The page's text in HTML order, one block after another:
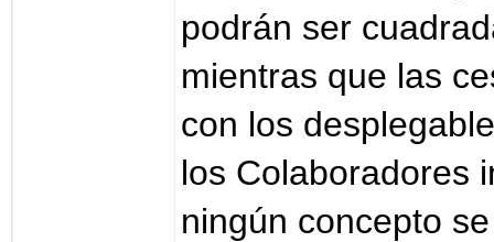
podrán ser
mientras que las
con los
los Colaboradores
ningún concepto